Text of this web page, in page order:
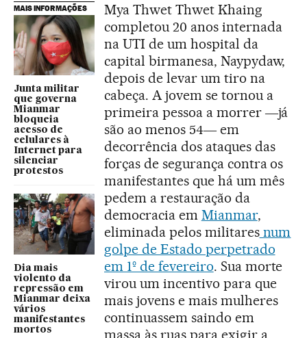
MAIS INFORMAÇÕES
Junta militar
que governa
Mianmar
bloqueia
acesso de
celulares à
Internet para
silenciar
protestos
Dia mais
violento da
repressão em
Mianmar deixa
vários
manifestantes
mortos
Mya Thwet Thwet Khaing
completou 20 anos internada
na UTI de um hospital da
capital birmanesa, Naypydaw,
depois de levar um tiro na
cabeça. A jovem se tornou a
primeira pessoa a morrer ―já
são ao menos 54― em
decorrência dos ataques das
forças de segurança contra os
manifestantes que há um mês
pedem a restauração da
democracia em Mianmar,
eliminada pelos militaresnum
golpe de Estado perpetrado
em 1º de fevereiro. Sua morte
virou um incentivo para que
mais jovens e mais mulheres
continuassem saindo em
massa às ruas para exigir a